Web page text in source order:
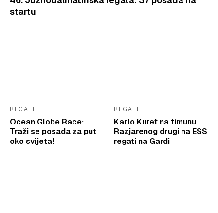
startu
REGATE
Ocean Globe Race:
Traži se posada za put
oko svijeta!
REGATE
Karlo Kuret na timunu
Razjarenog drugi na ESS
regati na Gardi